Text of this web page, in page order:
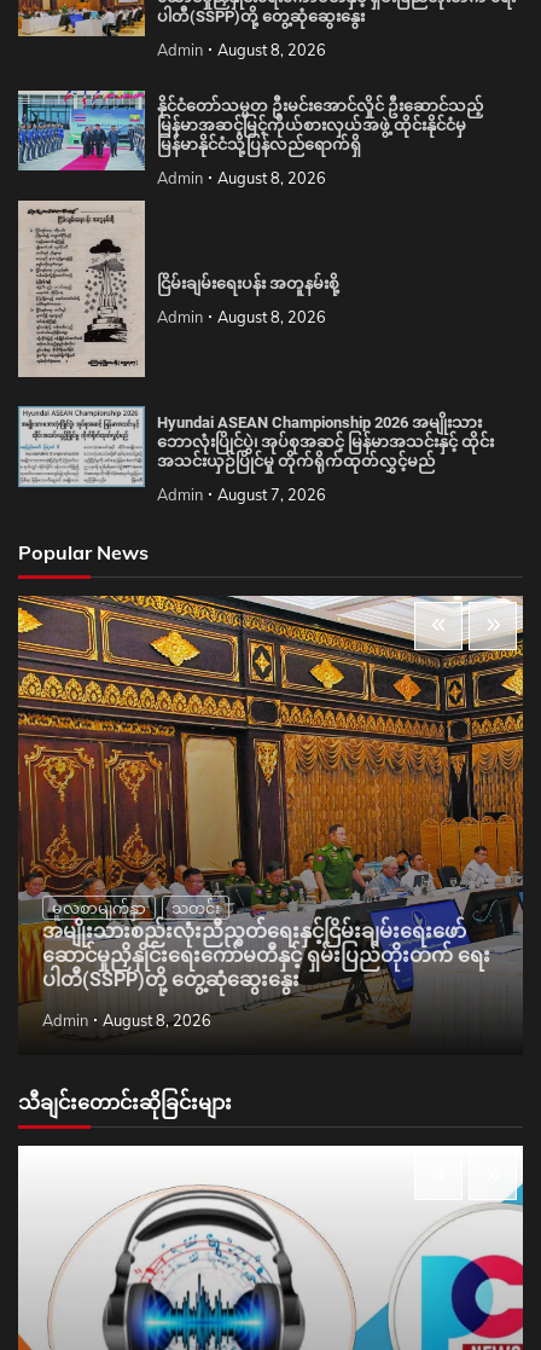
ပါတီ(SSPP)တို့ တွေ့ဆုံဆွေးနွေး
Admin August 8, 2026
နိုင်ငံတော်သမ္မတ ဦးမင်းအောင်လှိုင် ဦးဆောင်သည့်
မြန်မာအဆင့်မြင့်ကိုယ်စားလှယ်အဖွဲ့ ထိုင်းနိုင်ငံမှ
မြန်မာနိုင်ငံသို့ပြန်လည်ရောက်ရှိ
Admin August 8, 2026
ငြိမ်းချမ်းရေးပန်း အတူနမ်းစို့
Admin August 8, 2026
Hyundai ASEAN Championship 2026 အမျိုးသား
ဘောလုံးပြိုင်ပွဲ၊ အုပ်စုအဆင့် မြန်မာအသင်းနှင့် ထိုင်း
အသင်းယှဉ်ပြိုင်မှု တိုက်ရိုက်ထုတ်လွှင့်မည်
Admin August 7, 2026
Popular News
မူလစာမျက်နှာ သတင်း
အမျိုးသားစည်းလုံးညီညွတ်ရေးနှင့်ငြိမ်းချမ်းရေးဖော်
ဆောင်မှုညှိနှိုင်းရေးကော်မတီနှင့် ရှမ်းပြည်တိုးတက် ရေး
ပါတီ(SSPP)တို့ တွေ့ဆုံဆွေးနွေး
Admin August 8, 2026
သီချင်းတောင်းဆိုခြင်းများ